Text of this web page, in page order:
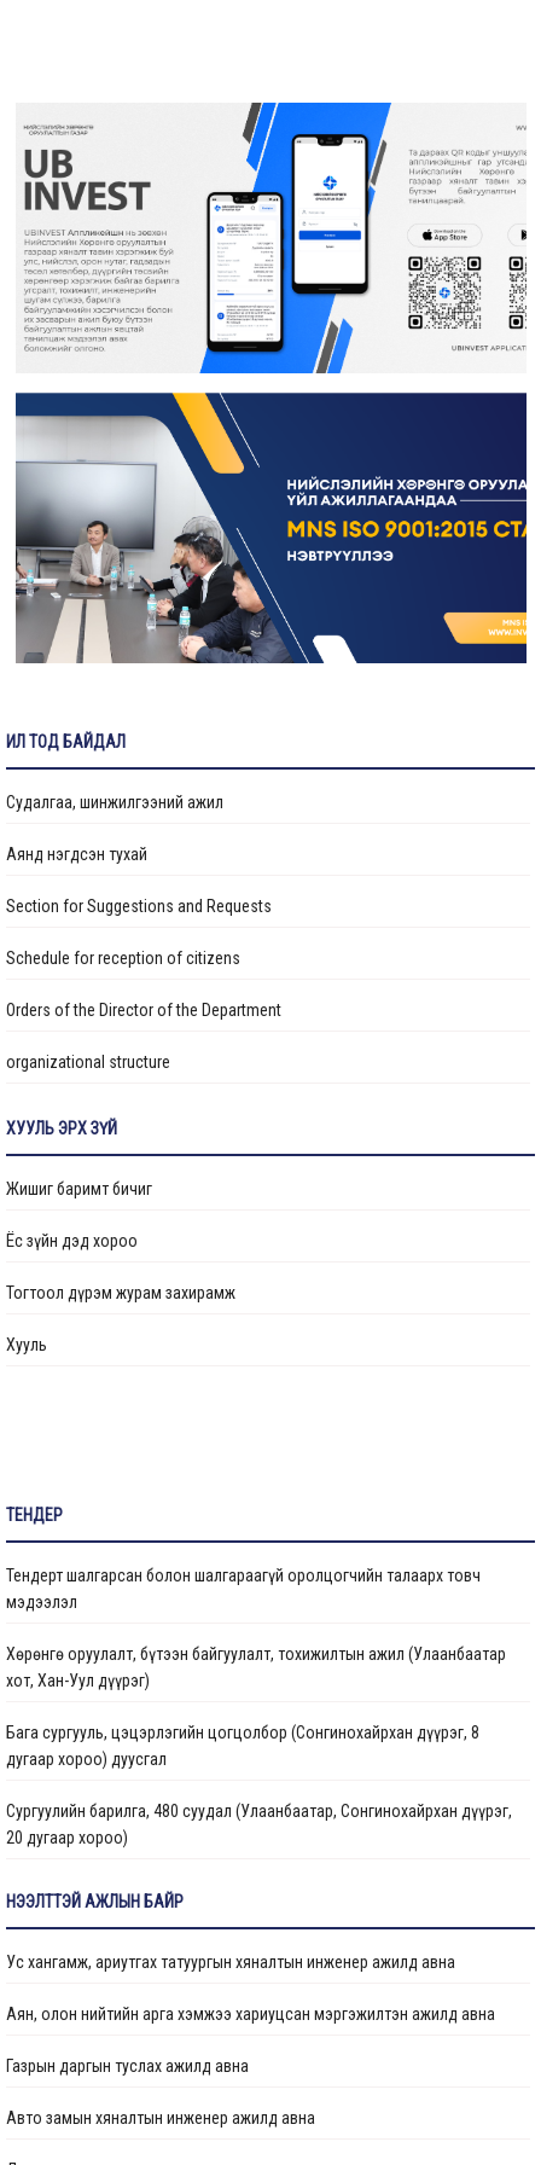
ИЛ ТОД БАЙДАЛ
Судалгаа, шинжилгээний ажил
Аянд нэгдсэн тухай
Section for Suggestions and Requests
Schedule for reception of citizens
Orders of the Director of the Department
organizational structure
Бараа ажил үйлчилгээ
Газрын даргын тушаал
Барилгын ажлын мэдээ
Санхүүжилтийн мэдээлэл
ХУУЛЬ ЭРХ ЗҮЙ
Жишиг баримт бичиг
Ёс зүйн дэд хороо
Тогтоол дүрэм журам захирамж
Хууль
ТЕНДЕР
Тендерт шалгарсан болон шалгараагүй оролцогчийн талаарх товч
мэдээлэл
Хөрөнгө оруулалт, бүтээн байгуулалт, тохижилтын ажил (Улаанбаатар
хот, Хан-Уул дүүрэг)
Бага сургууль, цэцэрлэгийн цогцолбор (Сонгинохайрхан дүүрэг, 8
дугаар хороо) дуусгал
Сургуулийн барилга, 480 суудал (Улаанбаатар, Сонгинохайрхан дүүрэг,
20 дугаар хороо)
Цэцэрлэгийн барилга, 150 ор (Улаанбаатар хот, Сонгинохайрхан дүүрэг,
Арьс ширний ажилчдын орон сууцны барилгын их засварын ажил
хороо)
Гамшигт өртсөн 207 дугаар байр (Улаанбаатар хот, Баянзүрх дүүрэг, 26
НЭЭЛТТЭЙ АЖЛЫН БАЙР
Ус хангамж, ариутгах татуургын хяналтын инженер ажилд авна
Аян, олон нийтийн арга хэмжээ хариуцсан мэргэжилтэн ажилд авна
Газрын даргын туслах ажилд авна
Авто замын хяналтын инженер ажилд авна